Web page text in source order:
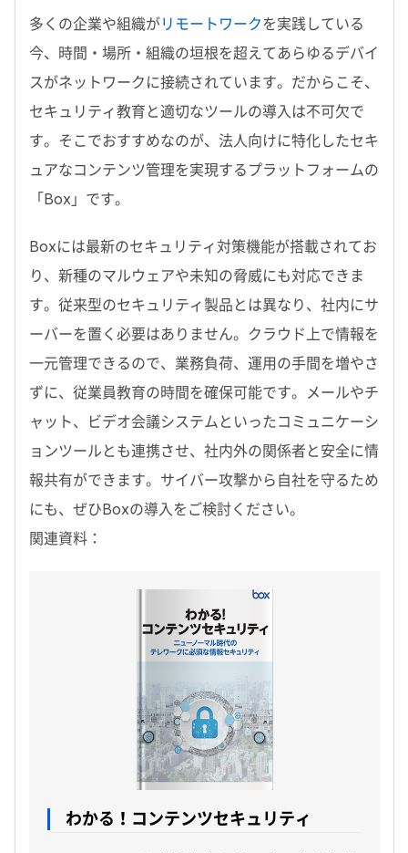
多くの企業や組織がリモートワークを実践している
今、時間・場所・組織の垣根を超えてあらゆるデバイ
スがネットワークに接続されています。だからこそ、
セキュリティ教育と適切なツールの導入は不可欠で
す。そこでおすすめなのが、法人向けに特化したセキ
ュアなコンテンツ管理を実現するプラットフォームの
「Box」です。
Boxには最新のセキュリティ対策機能が搭載されてお
り、新種のマルウェアや未知の脅威にも対応できま
す。従来型のセキュリティ製品とは異なり、社内にサ
ーバーを置く必要はありません。クラウド上で情報を
一元管理できるので、業務負荷、運用の手間を増やさ
ずに、従業員教育の時間を確保可能です。メールやチ
ャット、ビデオ会議システムといったコミュニケーシ
ョンツールとも連携させ、社内外の関係者と安全に情
報共有ができます。サイバー攻撃から自社を守るため
にも、ぜひBoxの導入をご検討ください。
関連資料：
わかる！コンテンツセキュリティ